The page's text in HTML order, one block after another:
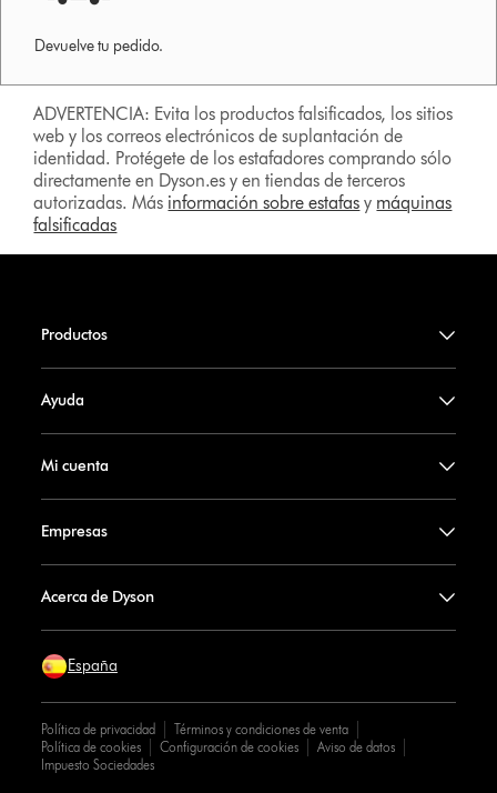
Devuelve tu pedido.
ADVERTENCIA: Evita los productos falsificados, los sitios
web y los correos electrónicos de suplantación de
identidad. Protégete de los estafadores comprando sólo
directamente en Dyson.es y en tiendas de terceros
autorizadas. Más información sobre estafas y máquinas
falsificadas
Productos
Ayuda
Mi cuenta
Empresas
Acerca de Dyson
España
Política de privacidad
Términos y condiciones de venta
Política de cookies
Configuración de cookies
Aviso de datos
Impuesto Sociedades